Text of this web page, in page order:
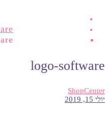
logo-software
ShopCenter
יולי 15, 2019